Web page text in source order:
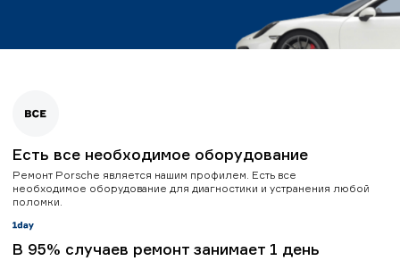
Есть все необходимое оборудование
Ремонт Porsche является нашим профилем. Есть все
необходимое оборудование для диагностики и устранения любой
поломки.
В 95% случаев ремонт занимает 1 день